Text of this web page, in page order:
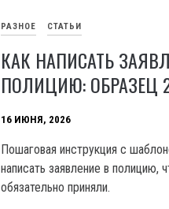
РАЗНОЕ СТАТЬИ
КАК НАПИСАТЬ
ПОЛИЦИЮ: ОБРАЗЕЦ
16 ИЮНЯ, 2026
Пошаговая инструкция с
написать заявление в полицию,
обязательно приняли.